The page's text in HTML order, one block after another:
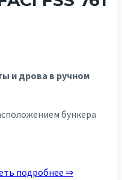
и дрова в ручном
бункера
подробнее ⇒